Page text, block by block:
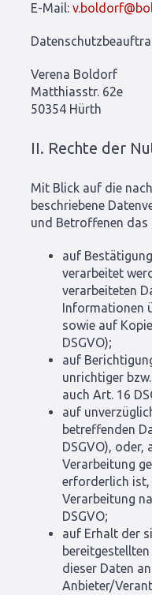
E-Mail:
Verena Boldorf
Matthiasstr. 62e
50354 Hürth
II. Rechte der
Mit Blick auf die
beschriebene
und Betroffenen das
auf
verarbeitet
verarbeiteten
Informationen
sowie auf
DSGVO);
auf
unrichtiger
auch Art. 16
auf
betreffenden
DSGVO), oder,
Verarbeitung
erforderlich ist,
Verarbeitung
DSGVO;
auf Erhalt der
dieser Daten
Anbieter/